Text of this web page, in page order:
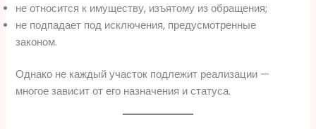
не относится к имуществу, изъятому из обращения;
не подпадает под исключения, предусмотренные
законом.
Однако не каждый участок подлежит реализации —
многое зависит от его назначения и статуса.